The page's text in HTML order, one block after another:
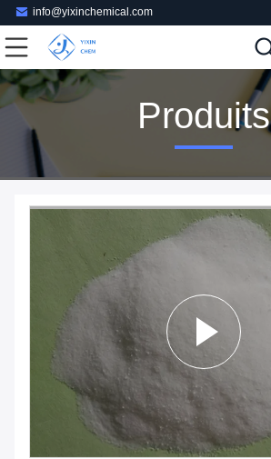
info@yixinchemical.com
Produits